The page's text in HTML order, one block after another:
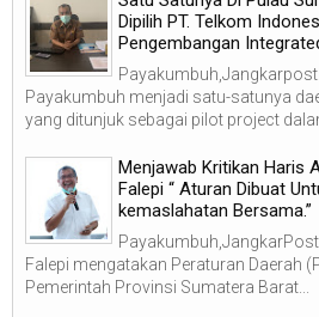
Dipilih PT. Telkom
Pengembangan
Payakumbuh menjadi satu-satunya
yang ditunjuk sebagai pilot project
Menjawab Kritikan Haris
Falepi “ Aturan Dibuat
kemaslahatan Bersama.”
Falepi mengatakan Peraturan Daerah
Pemerintah Provinsi Sumatera Barat...